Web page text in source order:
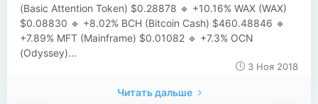
(Basic Attention Token) $0.28878 🔹 +10.16% WAX (WAX)
$0.08830 🔹 +8.02% BCH (Bitcoin Cash) $460.48846 🔹
+7.89% MFT (Mainframe) $0.01082 🔹 +7.3% OCN
(Odyssey)...
3 Ноя 2018
Читать дальше